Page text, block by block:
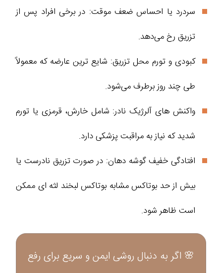
سردرد یا احساس ضعف موقت: در برخی افراد پس از
تزریق رخ می‌دهد.
کبودی و تورم محل تزریق: شایع‌ ترین عارضه که معمولاً
طی چند روز برطرف می‌شود.
واکنش‌ های آلرژیک نادر: شامل خارش، قرمزی یا تورم
شدید که نیاز به مراقبت پزشکی دارد.
افتادگی خفیف گوشه دهان: در صورت تزریق نادرست یا
بیش از حد بوتاکس مشابه بوتاکس لبخند لثه ای ممکن
است ظاهر شود.
🌸 اگر به دنبال روشی ایمن و سریع برای رفع